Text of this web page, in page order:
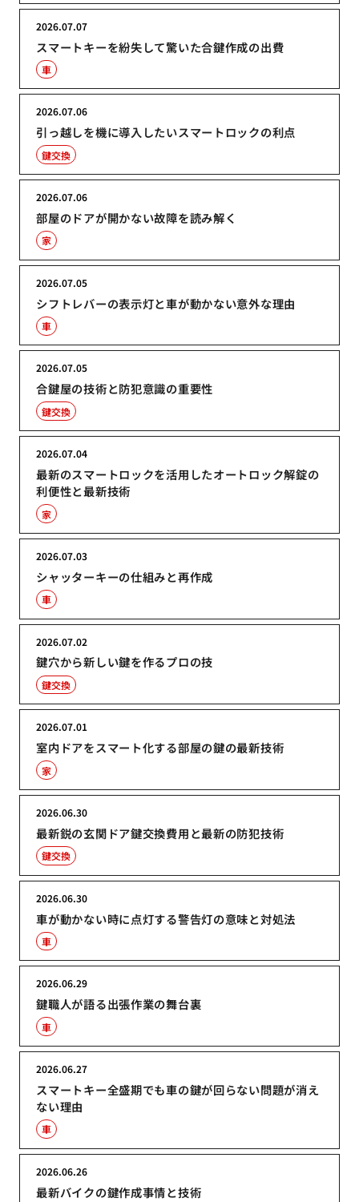
スマートキーを紛失して驚いた合鍵作成の出費
2026.07.07
車
引っ越しを機に導入したいスマートロックの利点
2026.07.06
鍵交換
部屋のドアが開かない故障を読み解く
2026.07.06
家
シフトレバーの表示灯と車が動かない意外な理由
2026.07.05
車
合鍵屋の技術と防犯意識の重要性
2026.07.05
鍵交換
最新のスマートロックを活用したオートロック解錠の
利便性と最新技術
2026.07.04
家
シャッターキーの仕組みと再作成
2026.07.03
車
鍵穴から新しい鍵を作るプロの技
2026.07.02
鍵交換
室内ドアをスマート化する部屋の鍵の最新技術
2026.07.01
家
最新鋭の玄関ドア鍵交換費用と最新の防犯技術
2026.06.30
鍵交換
車が動かない時に点灯する警告灯の意味と対処法
2026.06.30
車
鍵職人が語る出張作業の舞台裏
2026.06.29
車
スマートキー全盛期でも車の鍵が回らない問題が消え
ない理由
2026.06.27
車
最新バイクの鍵作成事情と技術
2026.06.26